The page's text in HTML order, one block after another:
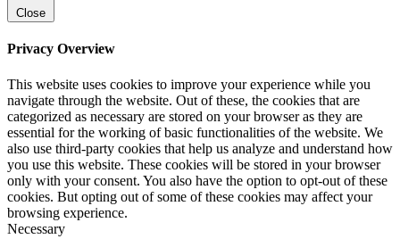
Close
Privacy Overview
This website uses cookies to improve your experience while you
navigate through the website. Out of these, the cookies that are
categorized as necessary are stored on your browser as they are
essential for the working of basic functionalities of the website. We
also use third-party cookies that help us analyze and understand how
you use this website. These cookies will be stored in your browser
only with your consent. You also have the option to opt-out of these
cookies. But opting out of some of these cookies may affect your
browsing experience.
Necessary